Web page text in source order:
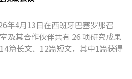
年4月13日在西班牙巴塞罗那召
及其合作伙伴共有 26 项研究成果
篇长文、12篇短文，其中1篇获得